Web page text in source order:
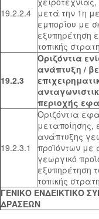
19.2.2.4
μετά την 1η
εμπορίου με
εξυπηρέτηση
τοπικής
19.2.3
Οριζόντια
ανάπτυξη /
περιοχής
19.2.3.1
Οριζόντια
μεταποίησης,
ανάπτυξης
προϊόντων
γεωργικό
εξυπηρέτηση
τοπικής
ΓΕΝΙΚΟ ΕΝΔΕΙΚΤΙΚΟ
ΔΡΑΣΕΩΝ